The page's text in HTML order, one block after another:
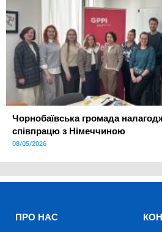
Чорнобаївська громада
співпрацю з Німеччиною
08/05/2026
ПРО НАС